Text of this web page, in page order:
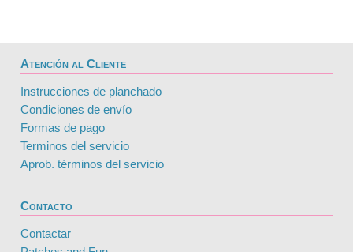
Atención al Cliente
Instrucciones de planchado
Condiciones de envío
Formas de pago
Terminos del servicio
Aprob. términos del servicio
Contacto
Contactar